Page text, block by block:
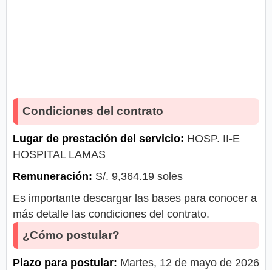
Condiciones del contrato
Lugar de prestación del servicio: HOSP. II-E
HOSPITAL LAMAS
Remuneración: S/. 9,364.19 soles
Es importante descargar las bases para conocer a
más detalle las condiciones del contrato.
¿Cómo postular?
Plazo para postular: Martes, 12 de mayo de 2026